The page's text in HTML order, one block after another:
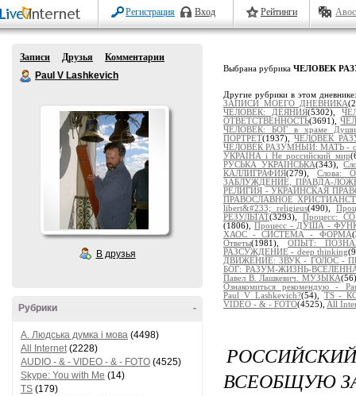
Регистрация Вход Рейтинги
Записи Друзья
Комментарии
Paul V Lashkevich
В друзья
-
Рубрики
A. Людська думка і мова (4498)
All Internet(2228)
AUDIO - & - VIDEO - & - FOTO (4525)
Skype: You with Me (14)
TS (179)
Выбрана рубрика ЧЕЛОВЕК
Другие рубрики в этом
ЗАПИСИ МОЕГО ДНЕВНИКА
ЧЕЛОВЕК: ДЕЯНИЯ(5302),
ОТВЕТСТВЕННОСТЬ(3691),
ЧЕЛОВЕК: БОГ в храме Души
ПОРТРЕТ(1937),ЧЕЛОВЕК
ЧЕЛОВЕК РАЗУМНЫЙ: МАТЬ -
УКРАЇНА і Не российский мир
РУСЬКА УКРАЇНСЬКА(343),
КАЛЛИГРАФИЯ(279), Слова:
ЗАБЛУЖДЕНИЕ, ПРАВДА-
РЕЛИГИЯ - УКРАИНСКАЯ
ПРАВОСЛАВНОЕ
libert&#233; religieus(490),
РЕЗУЛЬТАТ(3293), Процесс:
(1806), Процесс - ДУША -
ХАОС - СИСТЕМА - ФОРМА
Ответы(1981), ОПЫТ:
РАЗСУЖДЕНИЕ - deep thinking
ДВИЖЕНИЕ: ЗВУК - ГОЛОС -
БОГ: РАЗУМ-ЖИЗНЬ-
Павел В. Лашкевич. МУЗЫКА
Ознакомиться рекомендую -
Paul_V_Lashkevich?(54), TS -
VIDEO - & - FOTO(4525), All
ВСЕОБЩУЮ